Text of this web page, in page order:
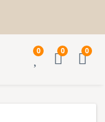
0 0 0